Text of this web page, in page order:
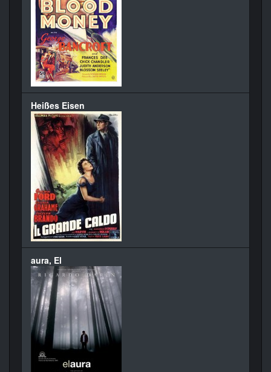
Heißes Eisen
aura, El